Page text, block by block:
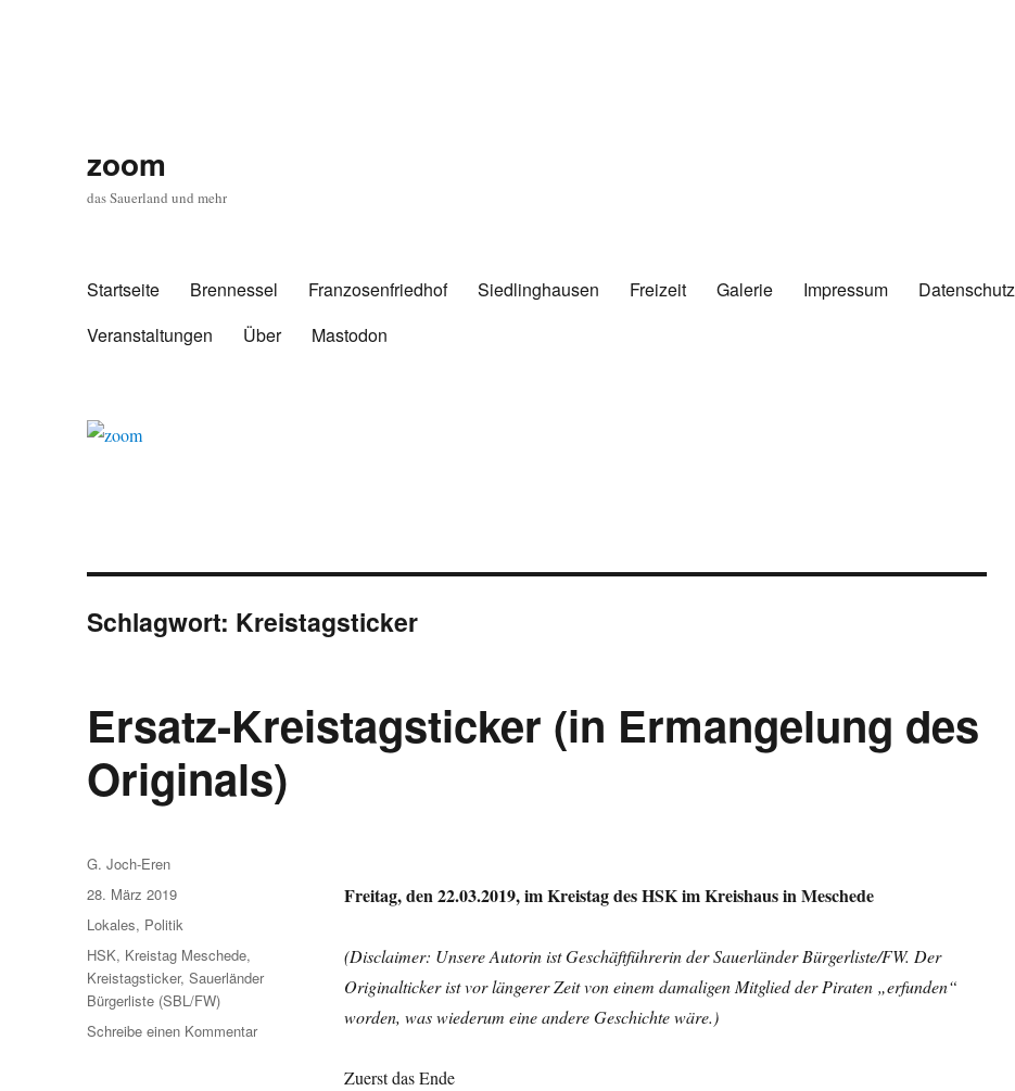
zoom
das Sauerland und mehr
Startseite Brennessel Franzosenfriedhof Siedlinghausen Freizeit Galerie Impressum Datenschutz
Veranstaltungen
Über Mastodon
Schlagwort: Kreistagsticker
Ersatz-Kreistagsticker (in Ermangelung des
Originals)
Freitag, den 22.03.2019, im Kreistag des HSK im Kreishaus in Meschede
(Disclaimer: Unsere Autorin ist Geschäftführerin der Sauerländer Bürgerliste/FW. Der
Originalticker ist vor längerer Zeit von einem damaligen Mitglied der Piraten „erfunden“
worden, was wiederum eine andere Geschichte wäre.)
Zuerst das Ende
Autor
G. Joch-Eren
Veröffentlicht
am
28. März 2019
Kategorien
Lokales, Politik
Schlagwörter
HSK, Kreistag Meschede,
Kreistagsticker,Sauerländer
Bürgerliste (SBL/FW)
Schreibe einen Kommentarzu
Kreistagsticker